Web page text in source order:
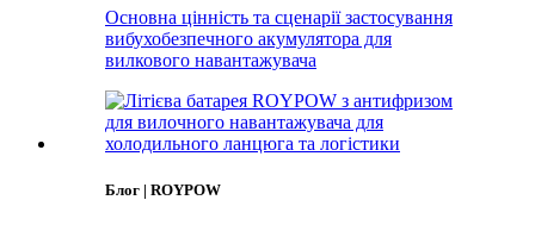
Основна цінність та сценарії застосування
вибухобезпечного акумулятора для
вилкового навантажувача
Блог | ROYPOW